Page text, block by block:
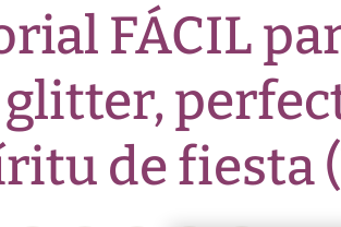
FÁCIL
de fiesta